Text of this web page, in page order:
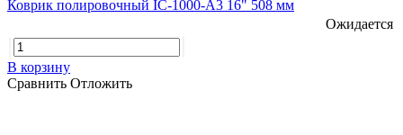
Коврик полировочный IC-1000-A3 16" 508 мм
Ожидается
В корзину
Сравнить Отложить